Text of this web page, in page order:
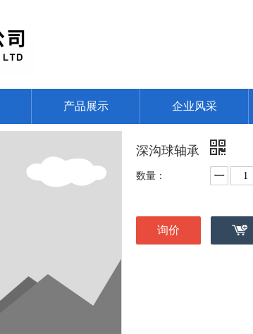
产品展示 企业风采
深沟球轴承
数量：
询价